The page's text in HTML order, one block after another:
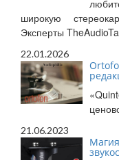
широкую
Эксперты
22.01.2026
21.06.2023